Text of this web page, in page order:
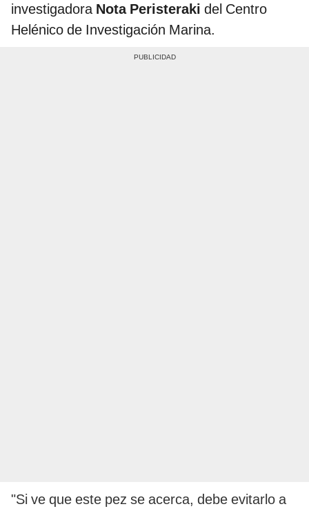
investigadora Nota Peristeraki del Centro
Helénico de Investigación Marina.
"Si ve que este pez se acerca, debe evitarlo a